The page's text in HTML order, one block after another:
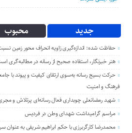
جدید محبوب
حفاظت شده: اندازه‌گیری زاویه انحراف محور زمین
هنر خبرنگار، استفاده صحیح از رسانه در مطالبه‌گری
حرکت بسیج رسانه به‌سوی ارتقای کیفیت و پیوند با
فرهنگ و امنیت
شهید رمضانعلی چوبداری فعال رسانه‌ای پرتلاش و
مراسم گرامیداشت شهدای وطن در فردیس
محمدرضا کارگربرزی با حکم ابراهیم شریفی به عنوان